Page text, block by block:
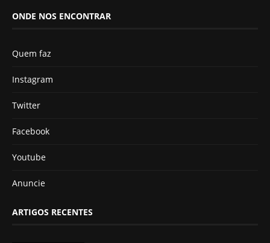
ONDE NOS ENCONTRAR
Quem faz
Instagram
Twitter
Facebook
Youtube
Anuncie
ARTIGOS RECENTES